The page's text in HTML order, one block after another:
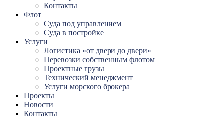
Контакты
Флот
Суда под управлением
Суда в постройке
Услуги
Логистика «от двери до двери»
Перевозки собственным флотом
Проектные грузы
Технический менеджмент
Услуги морского брокера
Проекты
Новости
Контакты